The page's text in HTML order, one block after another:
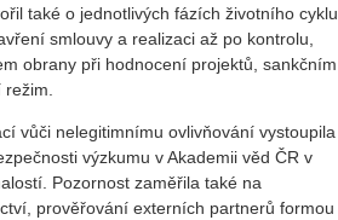
také o jednotlivých fázích životního cyklu
smlouvy a realizaci až po kontrolu,
obrany při hodnocení projektů, sankčním
režim.
vůči nelegitimnímu ovlivňování vystoupila
výzkumu v Akademii věd ČR v
Pozornost zaměřila také na
prověřování externích partnerů formou